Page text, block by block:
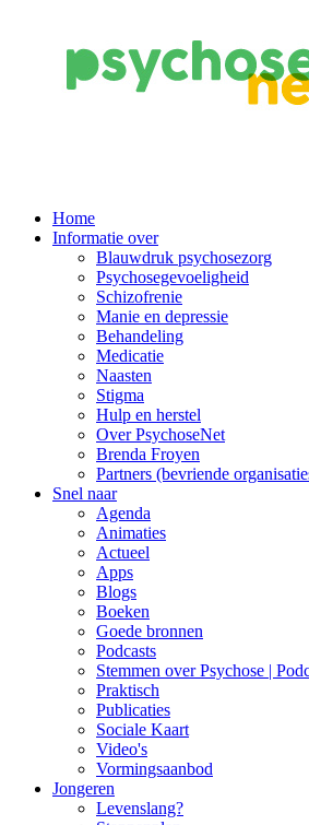
Main
Navigation
Home
Informatie over
Blauwdruk psychosezorg
Psychosegevoeligheid
Schizofrenie
Manie en depressie
Behandeling
Medicatie
Naasten
Stigma
Hulp en herstel
Over PsychoseNet
Brenda Froyen
Partners (bevriende
Snel naar
Agenda
Animaties
Actueel
Apps
Blogs
Boeken
Goede bronnen
Podcasts
Stemmen over Psychose |
Praktisch
Publicaties
Sociale Kaart
Video's
Vormingsaanbod
Jongeren
Levenslang?